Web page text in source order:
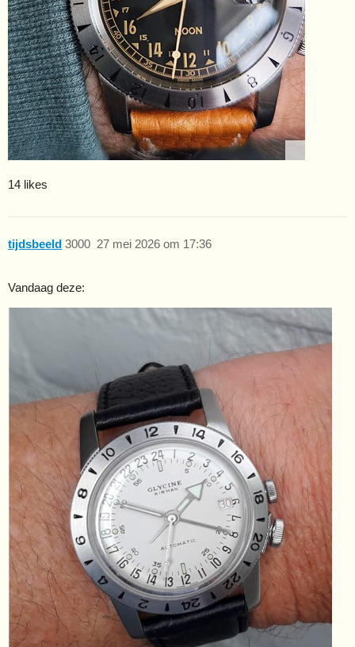
14 likes
tijdsbeeld 27 mei 2026 om 17:36
3000
Vandaag deze: